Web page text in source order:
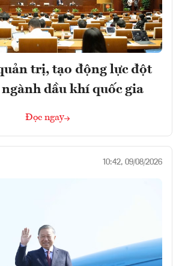
trị, tạo động lực đột
ngành dầu khí quốc gia
Đọc ngay
10:42, 09/08/2026